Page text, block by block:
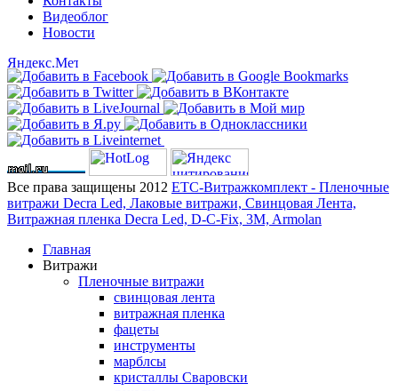
Видеоблог
Новости
Все права защищены 2012 ЕТС-Витражкомплект - Пленочные
витражи Decra Led, Лаковые витражи, Свинцовая Лента,
Витражная пленка Decra Led, D-C-Fix, 3M, Armolan
Главная
Витражи
Пленочные витражи
свинцовая лента
витражная пленка
фацеты
инструменты
марблсы
кристаллы Сваровски